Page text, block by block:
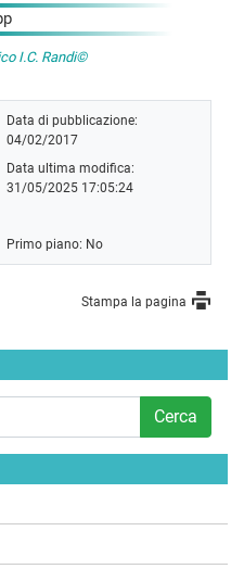
Cerca
I.C. Randi©
Data di pubblicazione:
04/02/2017
Data ultima modifica:
31/05/2025 17:05:24
Primo piano: No
Stampa la pagina